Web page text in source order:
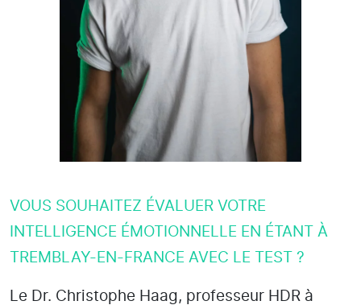
VOUS SOUHAITEZ ÉVALUER VOTRE
INTELLIGENCE ÉMOTIONNELLE EN ÉTANT À
TREMBLAY-EN-FRANCE AVEC LE TEST ?
Le Dr. Christophe Haag, professeur HDR à